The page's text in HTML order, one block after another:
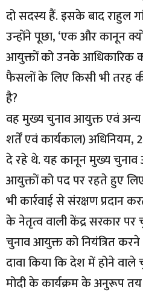
दो सदस्य हैं. इसके बाद राहुल
उन्होंने पूछा, ‘एक और कानून
आयुक्तों को उनके आधिकारिक
फैसलों के लिए किसी भी तरह
है?
वह मुख्य चुनाव आयुक्त एवं अन्य
शर्तें एवं कार्यकाल) अधिनियम,
दे रहे थे. यह कानून मुख्य
आयुक्तों को पद पर रहते हुए लिए
भी कार्रवाई से संरक्षण प्रदान
के नेतृत्व वाली केंद्र सरकार
चुनाव आयुक्त को नियंत्रित
दावा किया कि देश में होने वाले
मोदी के कार्यक्रम के अनुरूप